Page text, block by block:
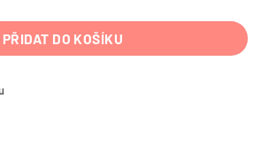
PŘIDAT DO KOŠÍKU